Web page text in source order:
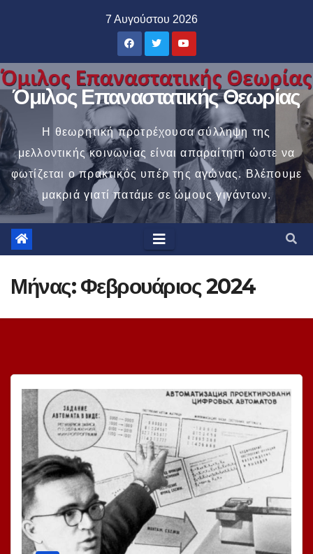
7 Αυγούστου 2026
Όμιλος Επαναστατικής Θεωρίας
Η θεωρητική προτρέχουσα σύλληψη της
μελλοντικής κοινωνίας είναι απαραίτητη ώστε να
φωτίζεται ο πρακτικός υπέρ της αγώνας. Βλέπουμε
μακριά γιατί πατάμε σε ώμους γιγάντων.
Μήνας:Φεβρουάριος 2024